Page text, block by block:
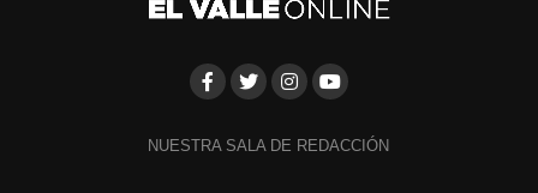
NUESTRA SALA DE REDACCIÓN